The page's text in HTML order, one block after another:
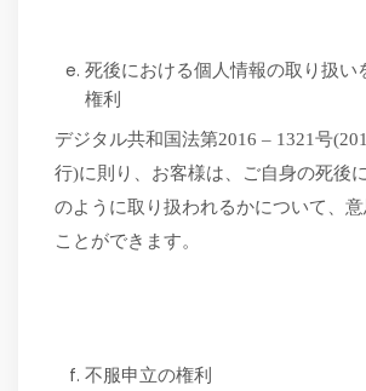
死後における個人情報の取り扱い
権利
デジタル共和国法第2016 – 1321号
行)に則り、お客様は、ご自身の死後
のように取り扱われるかについて、意
ことができます。
不服申立の権利